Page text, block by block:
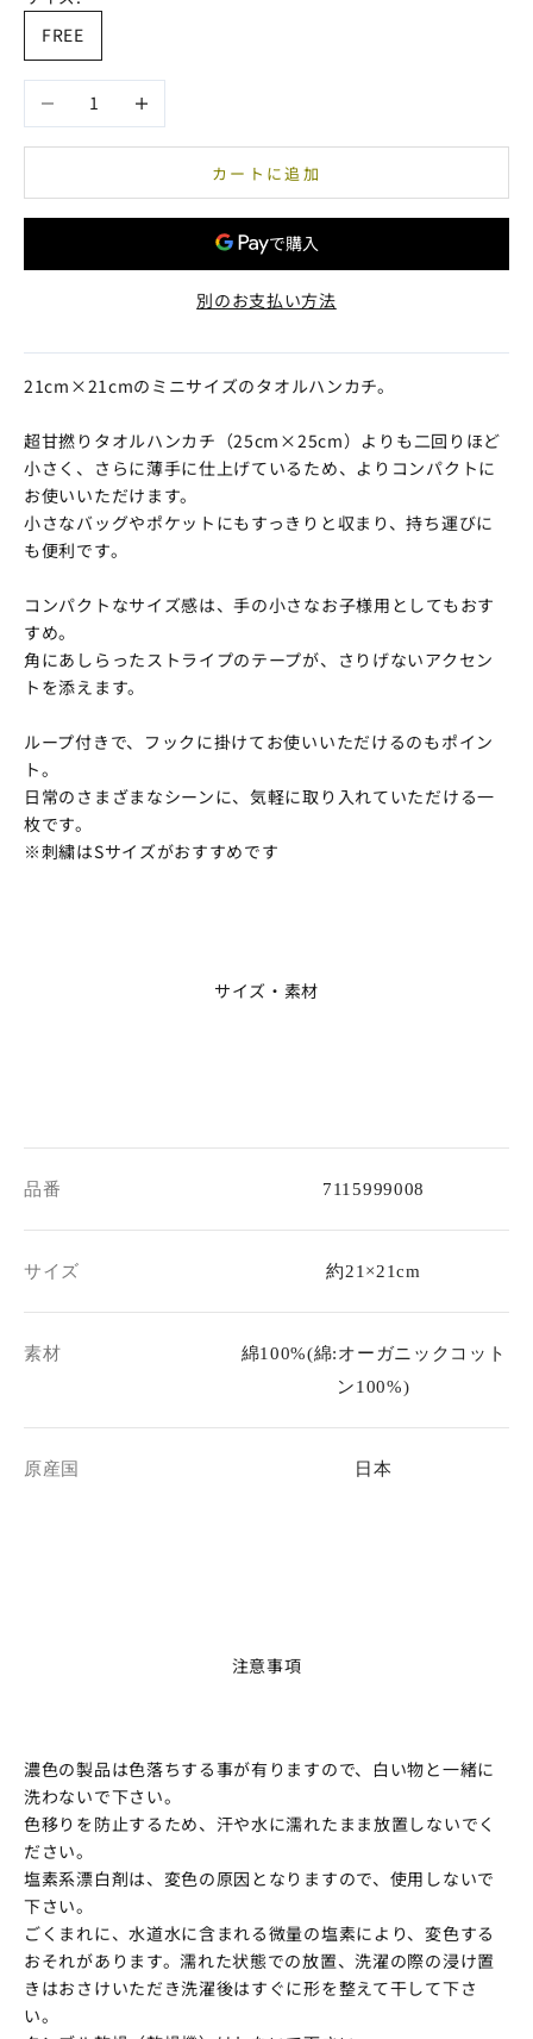
FREE
数量を減らす 数量を増やす
カートに追加
別のお支払い方法
21cm×21cmのミニサイズのタオルハンカチ。
超甘撚りタオルハンカチ（25cm×25cm）よりも二回りほど
小さく、さらに薄手に仕上げているため、よりコンパクトに
お使いいただけます。
小さなバッグやポケットにもすっきりと収まり、持ち運びに
も便利です。
コンパクトなサイズ感は、手の小さなお子様用としてもおす
すめ。
角にあしらったストライプのテープが、さりげないアクセン
トを添えます。
ループ付きで、フックに掛けてお使いいただけるのもポイン
ト。
日常のさまざまなシーンに、気軽に取り入れていただける一
枚です。
※刺繍はSサイズがおすすめです
サイズ・素材
品番 7115999008
サイズ 約21×21cm
素材
綿100%(綿:オーガニックコット
ン100%)
原産国 日本
注意事項
濃色の製品は色落ちする事が有りますので、白い物と一緒に
洗わないで下さい。
色移りを防止するため、汗や水に濡れたまま放置しないでく
ださい。
塩素系漂白剤は、変色の原因となりますので、使用しないで
下さい。
ごくまれに、水道水に含まれる微量の塩素により、変色する
おそれがあります。濡れた状態での放置、洗濯の際の浸け置
きはおさけいただき洗濯後はすぐに形を整えて干して下さ
い。